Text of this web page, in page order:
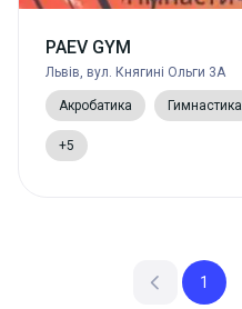
PAEV GYM
Львів, вул. Княгині Ольги 3А
Акробатика Гимнастика
+5
1